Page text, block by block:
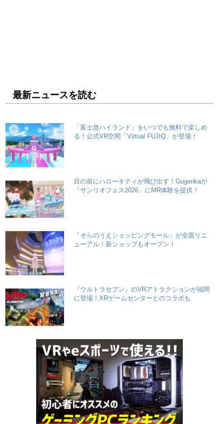
最新ニュースを読む
「富士急ハイランド」をいつでも無料で楽しめ
る！公式VR空間「Virtual FUJIQ」が登場！
目の前にハローキティが飛び出す！Gugenkaが
「サンリオフェス2026」にMR体験を提供！
「そらのうえショッピングモール」が全面リニ
ューアル！新ショップもオープン！
『ウルトラセブン』のVRアトラクションが福岡
に登場！XRゲームセンターとのコラボも